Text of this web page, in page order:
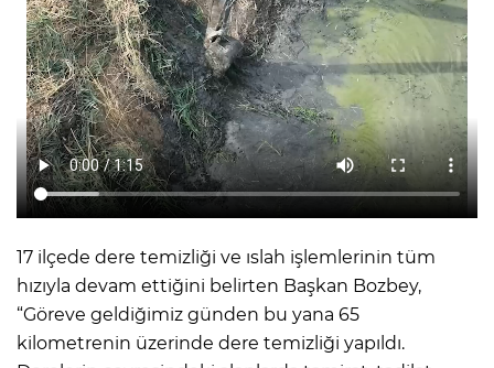
17 ilçede dere temizliği ve ıslah işlemlerinin tüm
hızıyla devam ettiğini belirten Başkan Bozbey,
“Göreve geldiğimiz günden bu yana 65
kilometrenin üzerinde dere temizliği yapıldı.